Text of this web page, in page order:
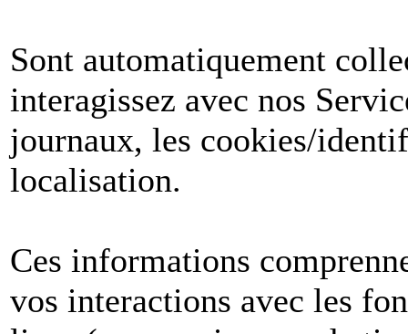
Sont automatiquement
interagissez avec nos
journaux, les cookies/
localisation.
Ces informations
vos interactions avec les